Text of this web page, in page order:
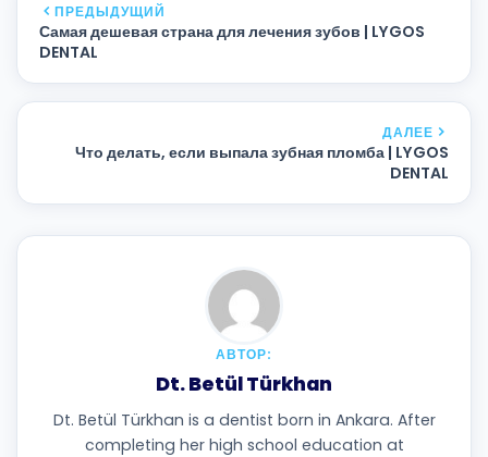
ПРЕДЫДУЩИЙ
Самая дешевая страна для лечения зубов | LYGOS
DENTAL
ДАЛЕЕ
Что делать, если выпала зубная пломба | LYGOS
DENTAL
АВТОР:
Dt. Betül Türkhan
Dt. Betül Türkhan is a dentist born in Ankara. After
completing her high school education at